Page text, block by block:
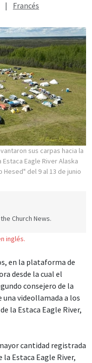
| Francés
sus carpas hacia la
Eagle River Alaska
del 9 al 13 de junio
Church News.
inglés.
en la plataforma de
desde la cual el
consejero de la
videollamada a los
la Estaca Eagle River,
cantidad registrada
Estaca Eagle River,